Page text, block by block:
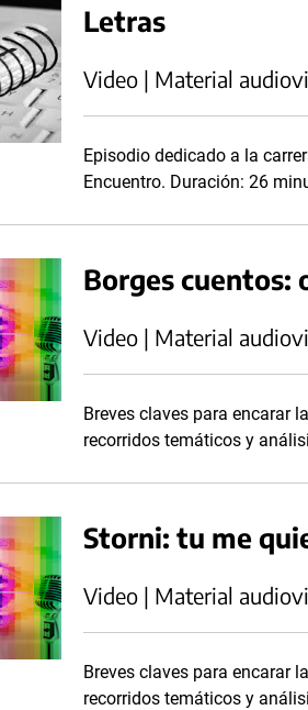
Letras
Video | Material
Episodio dedicado a la
Encuentro. Duración: 26
Borges cuentos:
Video | Material
Breves claves para encarar
recorridos temáticos y
Storni: tu me
Video | Material
Breves claves para encarar
recorridos temáticos y